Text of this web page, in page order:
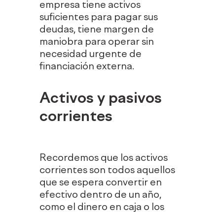
empresa tiene activos
suficientes para pagar sus
deudas, tiene margen de
maniobra para operar sin
necesidad urgente de
financiación externa.
Activos y pasivos
corrientes
Recordemos que los activos
corrientes son todos aquellos
que se espera convertir en
efectivo dentro de un año,
como el dinero en caja o los